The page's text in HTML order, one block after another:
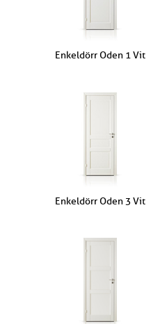
Enkeldörr Oden 1 Vit
Enkeldörr Oden 3 Vit